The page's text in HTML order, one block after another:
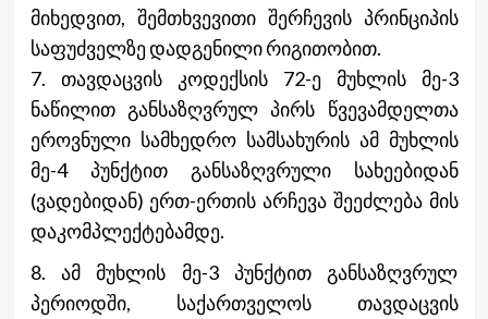
მიხედვით, შემთხვევითი შერჩევის პრინციპის
საფუძველზე დადგენილი რიგითობით.
7. თავდაცვის კოდექსის 72-ე მუხლის მე-3
ნაწილით განსაზღვრულ პირს წვევამდელთა
ეროვნული სამხედრო სამსახურის ამ მუხლის
მე-4 პუნქტით განსაზღვრული სახეებიდან
(ვადებიდან) ერთ-ერთის არჩევა შეეძლება მის
დაკომპლექტებამდე.
8. ამ მუხლის მე-3 პუნქტით განსაზღვრულ
პერიოდში, საქართველოს თავდაცვის